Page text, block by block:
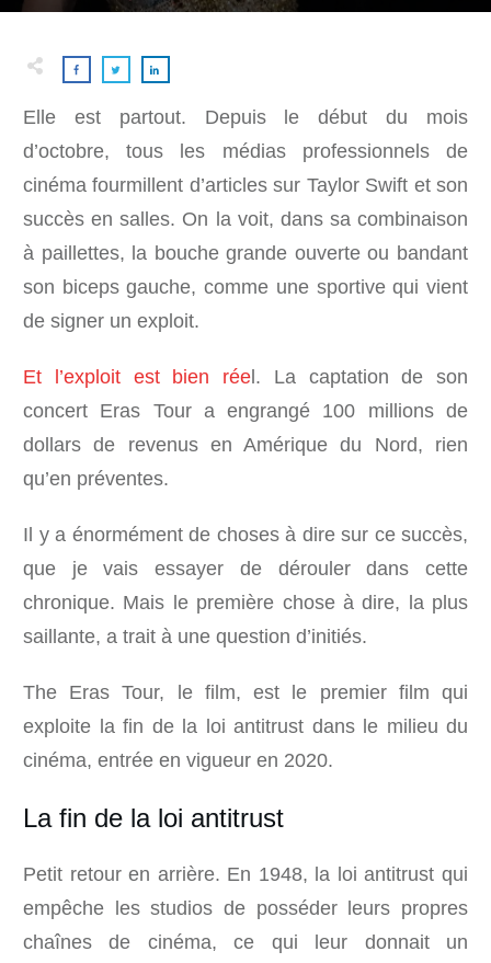
Elle est partout. Depuis le début du mois
d’octobre, tous les médias professionnels de
cinéma fourmillent d’articles sur Taylor Swift et son
succès en salles. On la voit, dans sa combinaison
à paillettes, la bouche grande ouverte ou bandant
son biceps gauche, comme une sportive qui vient
de signer un exploit.
Et l’exploit est bien rée l. La captation de son
concert Eras Tour a engrangé 100 millions de
dollars de revenus en Amérique du Nord, rien
qu’en préventes.
Il y a énormément de choses à dire sur ce succès,
que je vais essayer de dérouler dans cette
chronique. Mais le première chose à dire, la plus
saillante, a trait à une question d’initiés.
The Eras Tour, le film, est le premier film qui
exploite la fin de la loi antitrust dans le milieu du
cinéma, entrée en vigueur en 2020.
La fin de la loi antitrust
Petit retour en arrière. En 1948, la loi antitrust qui
empêche les studios de posséder leurs propres
chaînes de cinéma, ce qui leur donnait un